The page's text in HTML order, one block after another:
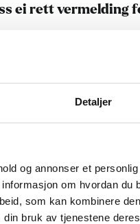
Detaljer
og annonser et
om hvordan
som kan kombinere
bruk av tjenestene
ei rett vermelding
kan seie sikkert
Det kan vere
er det
enn i januar neste
har det likevel
er det
i
jorda blir att i